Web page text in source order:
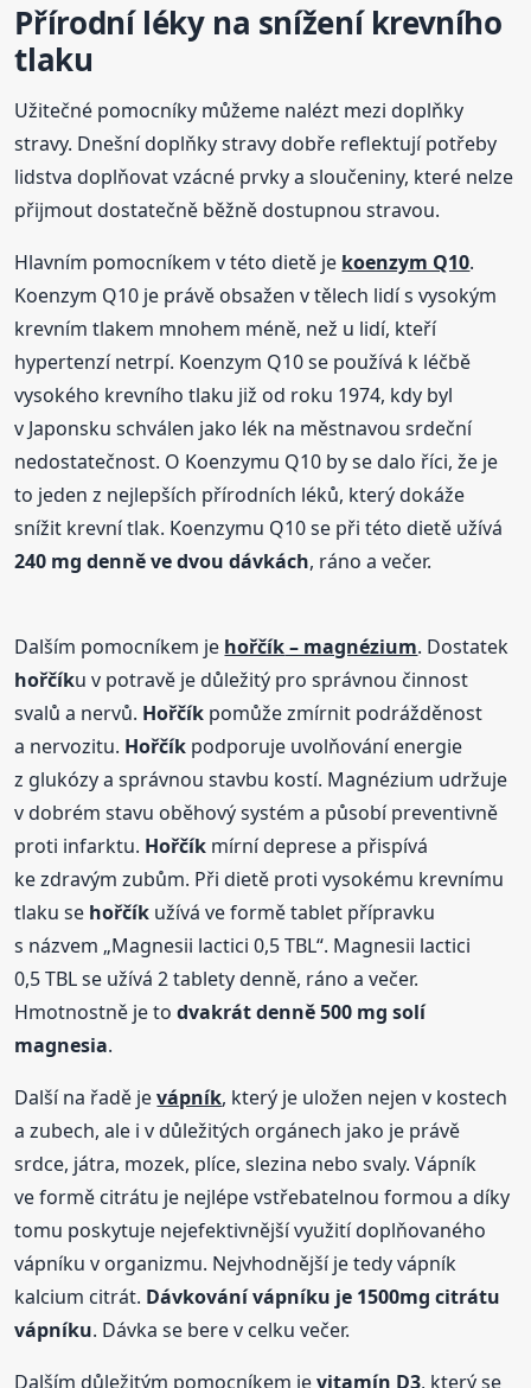
Přírodní léky na snížení krevního
tlaku
Užitečné pomocníky můžeme nalézt mezi doplňky
stravy. Dnešní doplňky stravy dobře reflektují potřeby
lidstva doplňovat vzácné prvky a sloučeniny, které nelze
přijmout dostatečně běžně dostupnou stravou.
Hlavním pomocníkem v této dietě je koenzym Q10.
Koenzym Q10 je právě obsažen v tělech lidí s vysokým
krevním tlakem mnohem méně, než u lidí, kteří
hypertenzí netrpí. Koenzym Q10 se používá k léčbě
vysokého krevního tlaku již od roku 1974, kdy byl
v Japonsku schválen jako lék na městnavou srdeční
nedostatečnost. O Koenzymu Q10 by se dalo říci, že je
to jeden z nejlepších přírodních léků, který dokáže
snížit krevní tlak. Koenzymu Q10 se při této dietě užívá
240 mg denně ve dvou dávkách, ráno a večer.
Dalším pomocníkem je hořčík– magnézium. Dostatek
hořčíku v potravě je důležitý pro správnou činnost
svalů a nervů. Hořčík pomůže zmírnit podrážděnost
a nervozitu. Hořčík podporuje uvolňování energie
z glukózy a správnou stavbu kostí. Magnézium udržuje
v dobrém stavu oběhový systém a působí preventivně
proti infarktu. Hořčík mírní deprese a přispívá
ke zdravým zubům. Při dietě proti vysokému krevnímu
tlaku se hořčík užívá ve formě tablet přípravku
s názvem „Magnesii lactici 0,5 TBL“. Magnesii lactici
0,5 TBL se užívá 2 tablety denně, ráno a večer.
Hmotnostně je todvakrát denně 500 mg solí
magnesia.
Další na řadě jevápník, který je uložen nejen v kostech
a zubech, ale i v důležitých orgánech jako je právě
srdce, játra, mozek, plíce, slezina nebo svaly. Vápník
ve formě citrátu je nejlépe vstřebatelnou formou a díky
tomu poskytuje nejefektivnější využití doplňovaného
vápníku v organizmu. Nejvhodnější je tedy vápník
kalcium citrát. Dávkování vápníku je 1500mg citrátu
vápníku. Dávka se bere v celku večer.
Dalším důležitým pomocníkem jevitamín D3, který se